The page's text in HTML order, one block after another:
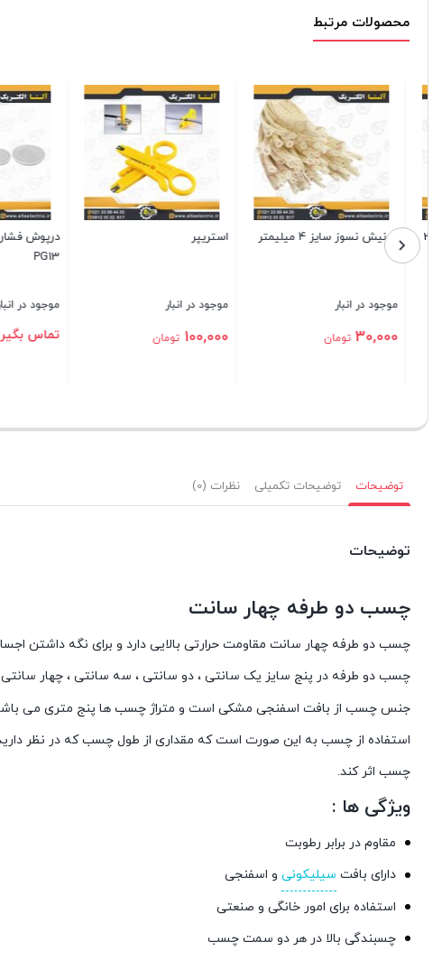
محصولات مرتبط
وارنیش نسوز سایز 4 میلیمتر
موجود در انبار
30,000 تومان
استریپر
موجود در انبار
100,000 تومان
درپوش فشاری
PG13
موجود در انبار
تماس بگیرید
توضیحات توضیحات تکمیلی نظرات (0)
توضیحات
چسب دو طرفه چهار سانت
چسب دو طرفه چهار سانت مقاومت حرارتی بالایی دارد و برای نگه داشتن
چسب دو طرفه در پنج سایز یک سانتی ، دو سانتی ، سه سانتی ، چهار سانتی
جنس چسب از بافت اسفنجی مشکی است و متراژ چسب ها پنج متری می
استفاده از چسب به این صورت است که مقداری از طول چسب که در نظر
چسب اثر کند.
ویژگی ها :
مقاوم در برابر رطوبت
دارای بافت سیلیکونی و اسفنجی
استفاده برای امور خانگی و صنعتی
چسبندگی بالا در هر دو سمت چسب